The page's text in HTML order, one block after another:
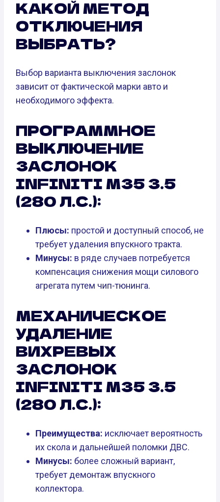
КАКОЙ МЕТОД
ОТКЛЮЧЕНИЯ
ВЫБРАТЬ?
Выбор варианта выключения заслонок
зависит от фактической марки авто и
необходимого эффекта.
ПРОГРАММНОЕ
ВЫКЛЮЧЕНИЕ
ЗАСЛОНОК
INFINITI M35 3.5
(280 Л.С.):
Плюсы: простой и доступный способ, не
требует удаления впускного тракта.
Минусы: в ряде случаев потребуется
компенсация снижения мощи силового
агрегата путем чип-тюнинга.
МЕХАНИЧЕСКОЕ
УДАЛЕНИЕ
ВИХРЕВЫХ
ЗАСЛОНОК
INFINITI M35 3.5
(280 Л.С.):
Преимущества: исключает вероятность
их скола и дальнейшей поломки ДВС.
Минусы: более сложный вариант,
требует демонтаж впускного
коллектора.